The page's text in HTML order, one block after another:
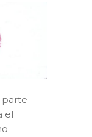
parte
el